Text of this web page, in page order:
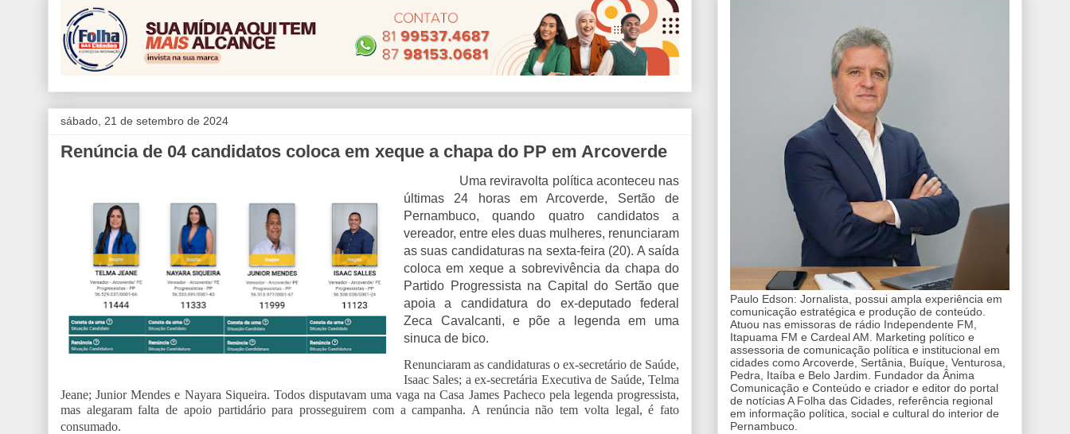
sábado, 21 de setembro de 2024
Renúncia de 04 candidatos coloca em xeque a chapa do PP em Arcoverde
Uma reviravolta política aconteceu nas
últimas 24 horas em Arcoverde, Sertão de
Pernambuco, quando quatro candidatos a
vereador, entre eles duas mulheres, renunciaram
as suas candidaturas na sexta-feira (20). A saída
coloca em xeque a sobrevivência da chapa do
Partido Progressista na Capital do Sertão que
apoia a candidatura do ex-deputado federal
Zeca Cavalcanti, e põe a legenda em uma
sinuca de bico.
Renunciaram as candidaturas o ex-secretário de Saúde,
Isaac Sales; a ex-secretária Executiva de Saúde, Telma
Jeane; Junior Mendes e Nayara Siqueira. Todos disputavam uma vaga na Casa James Pacheco pela legenda progressista,
mas alegaram falta de apoio partidário para prosseguirem com a campanha. A renúncia não tem volta legal, é fato
consumado.
Paulo Edson: Jornalista, possui ampla experiência em
comunicação estratégica e produção de conteúdo.
Atuou nas emissoras de rádio Independente FM,
Itapuama FM e Cardeal AM. Marketing político e
assessoria de comunicação política e institucional em
cidades como Arcoverde, Sertânia, Buíque, Venturosa,
Pedra, Itaíba e Belo Jardim. Fundador da Ânima
Comunicação e Conteúdo e criador e editor do portal
de notícias A Folha das Cidades, referência regional
em informação política, social e cultural do interior de
Pernambuco.